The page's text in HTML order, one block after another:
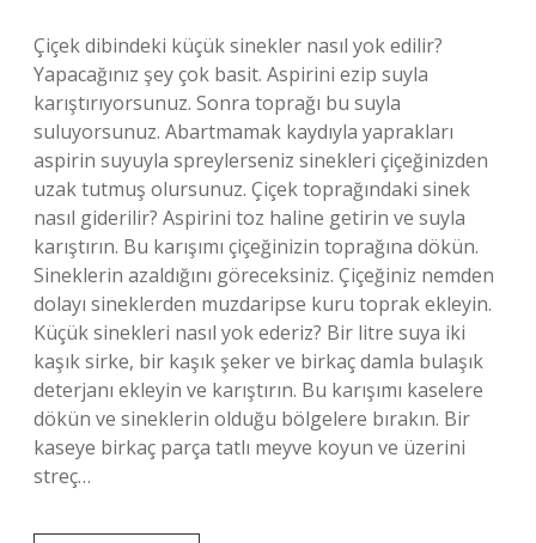
Çiçek dibindeki küçük sinekler nasıl yok edilir?
Yapacağınız şey çok basit. Aspirini ezip suyla
karıştırıyorsunuz. Sonra toprağı bu suyla
suluyorsunuz. Abartmamak kaydıyla yaprakları
aspirin suyuyla spreylerseniz sinekleri çiçeğinizden
uzak tutmuş olursunuz. Çiçek toprağındaki sinek
nasıl giderilir? Aspirini toz haline getirin ve suyla
karıştırın. Bu karışımı çiçeğinizin toprağına dökün.
Sineklerin azaldığını göreceksiniz. Çiçeğiniz nemden
dolayı sineklerden muzdaripse kuru toprak ekleyin.
Küçük sinekleri nasıl yok ederiz? Bir litre suya iki
kaşık sirke, bir kaşık şeker ve birkaç damla bulaşık
deterjanı ekleyin ve karıştırın. Bu karışımı kaselere
dökün ve sineklerin olduğu bölgelere bırakın. Bir
kaseye birkaç parça tatlı meyve koyun ve üzerini
streç…